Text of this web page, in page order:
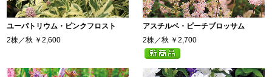
ユーパトリウム・ピンクフロスト
2株／秋 ￥2,600
アスチルベ・ピーチブロッサム
2株／秋 ￥2,700